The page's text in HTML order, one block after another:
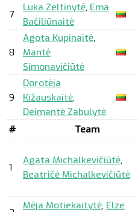
7
Luka Zeltinytė, Ema
Bačiliūnaitė
8
Agota Kupinaitė,
Mantė
Simonavičiūtė
9
Dorotėja
Kižauskaitė,
Deimantė Zabulytė
# Team
1
Agata Michalkevičiūtė,
Beatričė Michalkevičiūtė
Mėja Motiekaitytė, Elze